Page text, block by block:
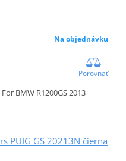
Na objednávku
Porovnať
For BMW R1200GS 2013
PUIG GS 20213N čierna